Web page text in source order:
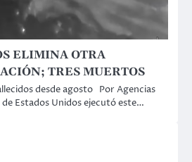
ELIMINA OTRA
TRES MUERTOS
desde agosto Por Agencias
de Estados Unidos ejecutó este…